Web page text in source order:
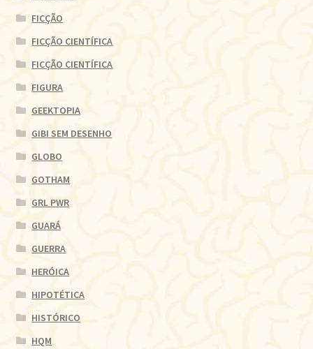
FICÇÃO
FICÇÃO CIENTÍFICA
FICÇÃO CIENTÍFICA
FIGURA
GEEKTOPIA
GIBI SEM DESENHO
GLOBO
GOTHAM
GRL PWR
GUARÁ
GUERRA
HERÓICA
HIPOTÉTICA
HISTÓRICO
HQM